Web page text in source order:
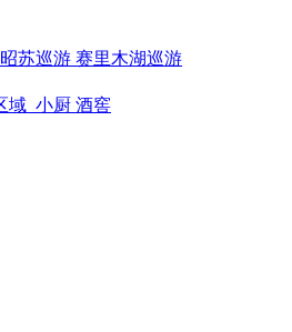
苏巡游 赛里木湖巡游
域 小厨 酒窖